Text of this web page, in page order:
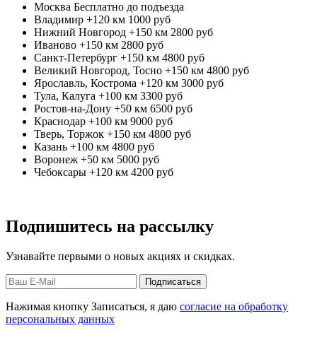
Москва Бесплатно до подъезда
Владимир +120 км 1000 руб
Нижний Новгород +150 км 2800 руб
Иваново +150 км 2800 руб
Санкт-Петербург +150 км 4800 руб
Великий Новгород, Тосно +150 км 4800 руб
Ярославль, Кострома +120 км 3000 руб
Тула, Калуга +100 км 3300 руб
Ростов-на-Дону +50 км 6500 руб
Краснодар +100 км 9000 руб
Тверь, Торжок +150 км 4800 руб
Казань +100 км 4800 руб
Воронеж +50 км 5000 руб
Чебоксары +120 км 4200 руб
Подпишитесь на рассылку
Узнавайте первыми о новых акциях и скидках.
Нажимая кнопку Записаться, я даю согласие на обработку
персональных данных